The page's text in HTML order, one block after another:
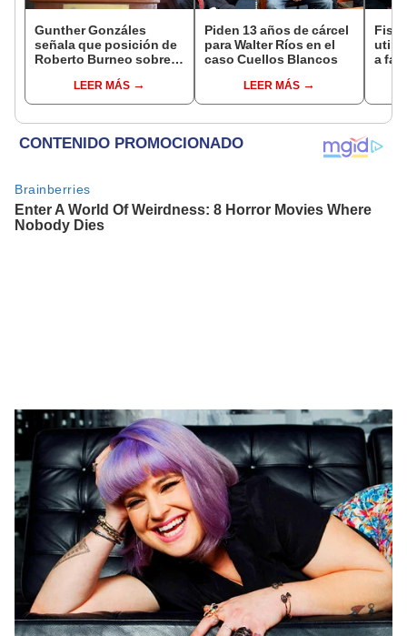
Gunther Gonzáles
señala que posición de
Roberto Burneo sobre
Aliaga no representan al
JNE
LEER MÁS
Piden 13 años de cárcel
para Walter Ríos en el
caso Cuellos Blancos
LEER MÁS
a